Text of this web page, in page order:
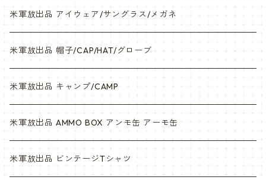
米軍放出品 アイウェア/サングラス/メガネ
米軍放出品 帽子/CAP/HAT/グローブ
米軍放出品 キャンプ/CAMP
米軍放出品 AMMO BOX アンモ缶 アーモ缶
米軍放出品 ビンテージTシャツ